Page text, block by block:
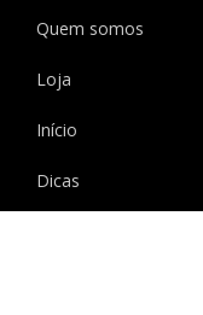
Quem somos
Loja
Início
Dicas